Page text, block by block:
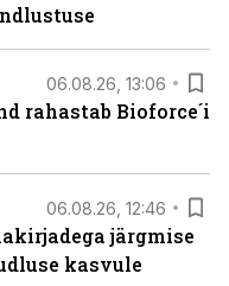
06.08.26, 13:06
rahastab Bioforce´i
06.08.26, 12:46
järgmise
kasvule